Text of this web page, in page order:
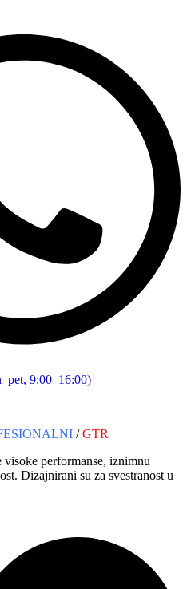
9:00–16:00)
/GTR
performanse, iznimnu
Dizajnirani su za svestranost u